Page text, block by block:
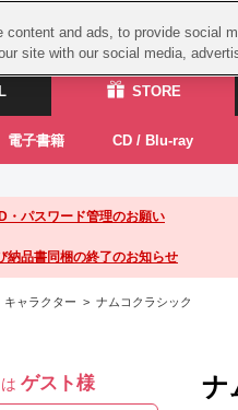
STORE
STORE
ASOBI
グッズ
CD / Blu-ray
電子書籍 CD / Blu-ray
シリーズ
ンデレラガールズ
ミリオンライブ！
ス ヴイアライヴ
ス
ントグッズ
・ホビー
・パスワード管理のお願い
納品書同梱の終了のお知らせ
ャラクター > ナムコクラシック
ゲスト様 ナ
content and ads, to provide social
site with our social media,